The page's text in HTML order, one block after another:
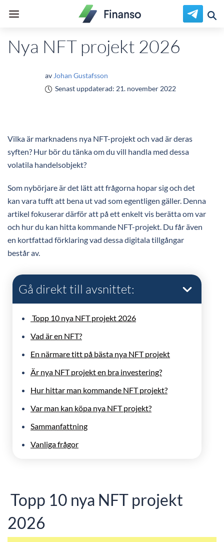
Nya NFT projekt 2026
av Johan Gustafsson
Senast uppdaterad: 21. november 2022
Vilka är marknadens nya NFT-projekt och vad är deras
syften? Hur bör du tänka om du vill handla med dessa
volatila handelsobjekt?
Som nybörjare är det lätt att frågorna hopar sig och det
kan vara tufft att bena ut vad som egentligen gäller. Denna
artikel fokuserar därför att på ett enkelt vis berätta om var
och hur du kan hitta kommande NFT-projekt. Du får även
en kortfattad förklaring vad dessa digitala tillgångar
består av.
Gå direkt till avsnittet:
Topp 10 nya NFT projekt 2026
Vad är en NFT?
En närmare titt på bästa nya NFT projekt
Är nya NFT projekt en bra investering?
Hur hittar man kommande NFT projekt?
Var man kan köpa nya NFT projekt?
Sammanfattning
Vanliga frågor
Topp 10 nya NFT projekt
2026